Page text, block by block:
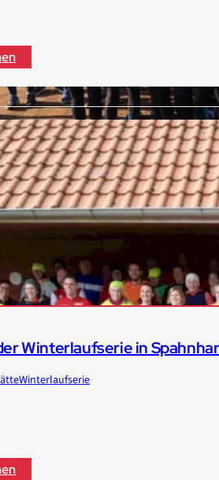
Winterlaufserie in
Winterlaufserie